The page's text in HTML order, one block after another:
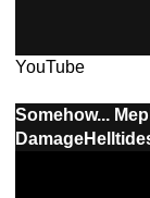
YouTube
Somehow...
Damage